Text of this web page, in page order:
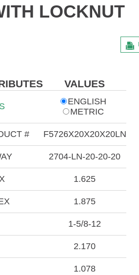
LOCKNUT
VALUES
ENGLISH
METRIC
# F5726X20X20X20LN
2704-LN-20-20-20
1.625
1.875
1-5/8-12
2.170
1.078